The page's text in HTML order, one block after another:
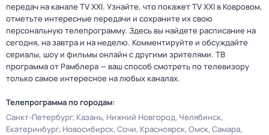
передач на канале TV XXI. Узнайте, что покажет TV XXI в Ковровом,
отметьте интересные передачи и сохраните их свою
персональную телепрограмму. Здесь вы найдете расписание на
сегодня, на завтра и на неделю. Комментируйте и обсуждайте
сериалы, шоу и фильмы онлайн с другими зрителями. ТВ
программа от Рамблера — ваш способ смотреть по телевизору
только самое интересное на любых каналах.
Телепрограмма по городам:
Санкт-Петербург Казань Нижний Новгород Челябинск
Екатеринбург Новосибирск Сочи Красноярск Омск Самара